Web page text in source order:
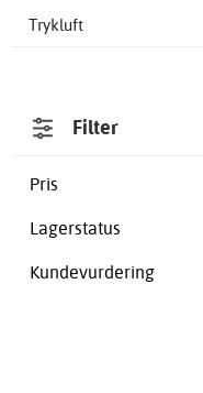
Trykluft
Filter
Pris
Lagerstatus
Kundevurdering